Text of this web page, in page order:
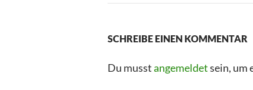
SCHREIBE EINEN KOMMENTAR
Du musstangemeldetsein, um